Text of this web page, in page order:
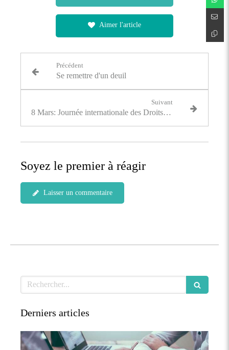
Aimer l'article
Précédent
Se remettre d'un deuil
Suivant
8 Mars: Journée internationale des Droits de la Femme
Soyez le premier à réagir
Laisser un commentaire
Rechercher
Derniers articles